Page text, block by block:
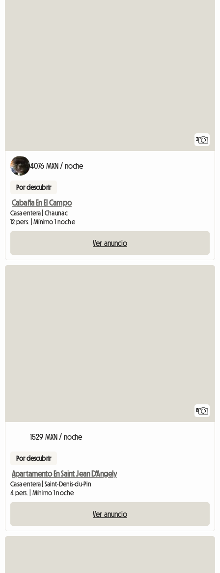
3
4076 MXN / noche
Por descubrir
Cabaña En El Campo
Casa entera | Chaunac
12 pers. | Mínimo 1 noche
Ver anuncio
8
1529 MXN / noche
Por descubrir
Apartamento En Saint Jean D'Angely
Casa entera | Saint-Denis-du-Pin
4 pers. | Mínimo 1 noche
Ver anuncio